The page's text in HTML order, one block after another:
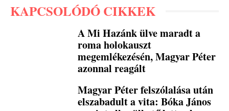
KAPCSOLÓDÓ CIKKEK
A Mi Hazánk ülve maradt a
roma holokauszt
megemlékezésén, Magyar Péter
azonnal reagált
Magyar Péter felszólalása után
elszabadult a vita: Bóka János